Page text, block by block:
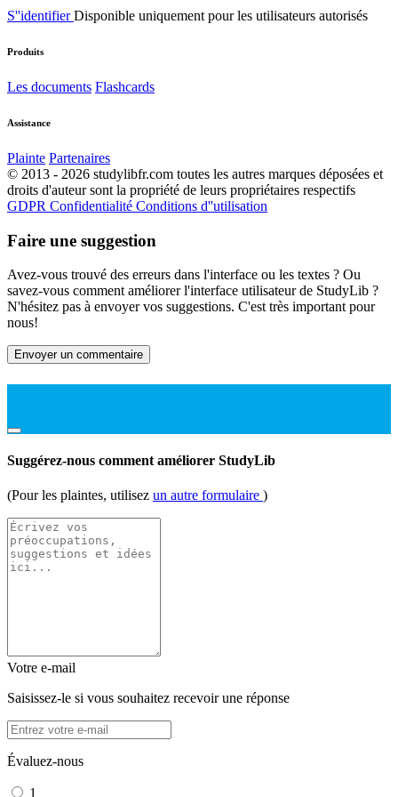
S''identifierDisponible uniquement pour les utilisateurs autorisés
Produits
Les documents Flashcards
Assistance
Plainte Partenaires
© 2013 - 2026 studylibfr.com toutes les autres marques déposées et
droits d'auteur sont la propriété de leurs propriétaires respectifs
GDPR Confidentialité Conditions d''utilisation
Faire une suggestion
Avez-vous trouvé des erreurs dans l'interface ou les textes ? Ou
savez-vous comment améliorer l'interface utilisateur de StudyLib ?
N'hésitez pas à envoyer vos suggestions. C'est très important pour
nous!
Envoyer un commentaire
Suggérez-nous comment améliorer StudyLib
(Pour les plaintes, utilisez un autre formulaire )
Votre e-mail
Saisissez-le si vous souhaitez recevoir une réponse
Évaluez-nous
1